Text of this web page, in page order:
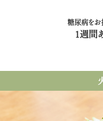
糖尿病をお
1週間